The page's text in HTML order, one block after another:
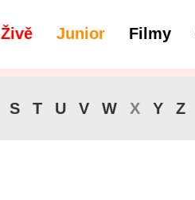
Živě Junior Filmy
S T U V W X Y Z